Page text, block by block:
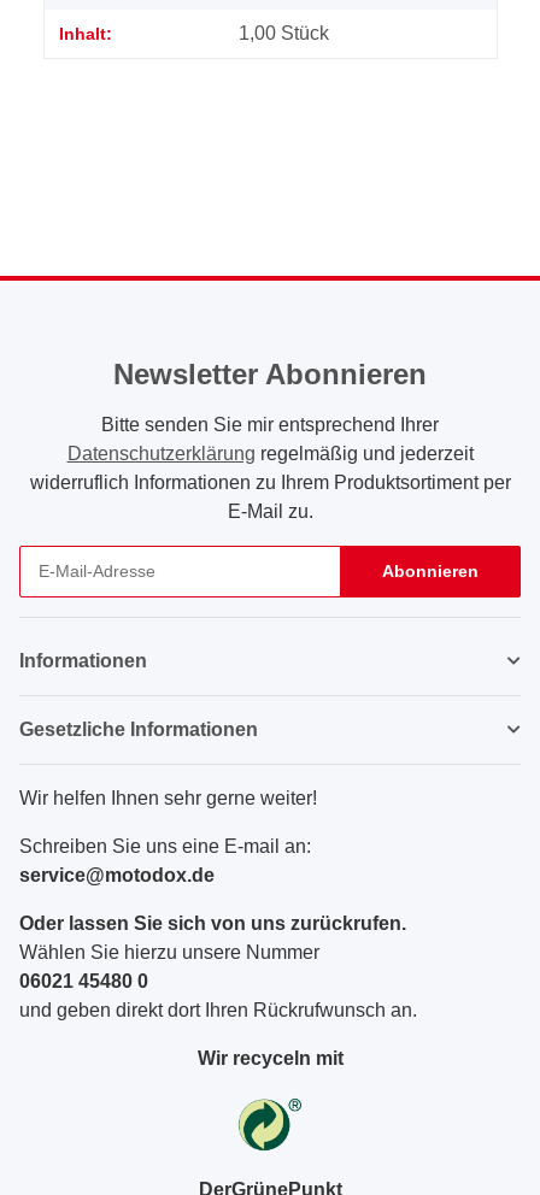
Inhalt: 1,00 Stück
Newsletter Abonnieren
Bitte senden Sie mir entsprechend Ihrer
Datenschutzerklärung regelmäßig und jederzeit
widerruflich Informationen zu Ihrem Produktsortiment per
E-Mail zu.
Abonnieren
Informationen
Gesetzliche Informationen
Wir helfen Ihnen sehr gerne weiter!
Schreiben Sie uns eine E-mail an:
service@motodox.de
Oder lassen Sie sich von uns zurückrufen.
Wählen Sie hierzu unsere Nummer
06021 45480 0
und geben direkt dort Ihren Rückrufwunsch an.
Wir recyceln mit
DerGrünePunkt